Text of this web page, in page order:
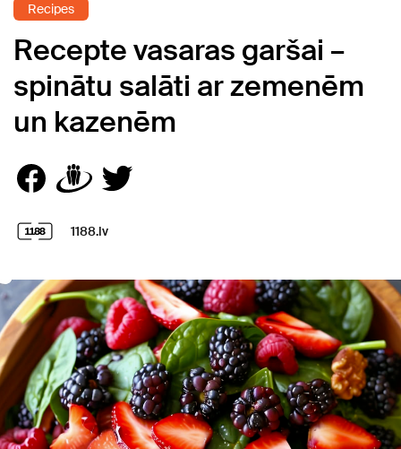
Recipes
Recepte vasaras garšai –
spinātu salāti ar zemenēm
un kazenēm
1188.lv